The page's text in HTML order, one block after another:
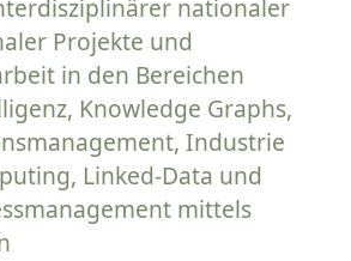
nationaler
Projekte und
in den Bereichen
Knowledge Graphs,
Industrie
Linked-Data und
mittels